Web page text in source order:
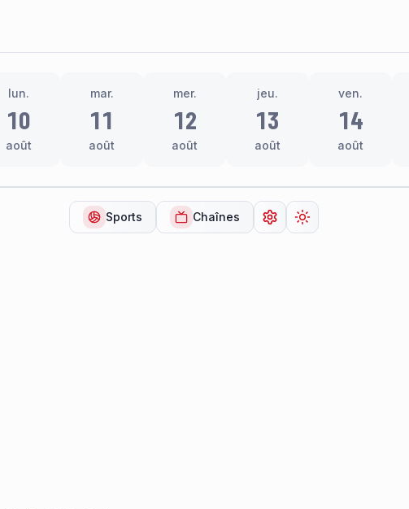
lun.
10
août
mar.
11
août
mer.
12
août
jeu.
13
août
ven.
14
août
Sports Chaînes Ouvrir les paramètres
Changer de thème